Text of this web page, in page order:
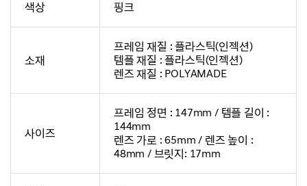
색상 핑크
소재
프레임 재질 : 플라스틱(인젝션)
템플 재질 : 플라스틱(인젝션)
렌즈 재질 : POLYAMADE
사이즈
프레임 정면 : 147mm / 템플 길이 :
144mm
렌즈 가로 : 65mm / 렌즈 높이 :
48mm / 브릿지: 17mm